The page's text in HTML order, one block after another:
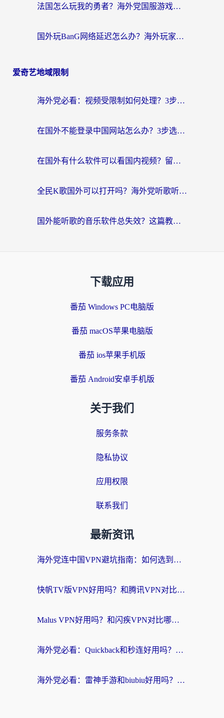
法国怎么玩我的勇者？海外党国服游戏不卡攻略，附3款热门游戏加速实测
国外玩BanG网络延迟怎么办？海外玩家亲测有效的国服游戏加速指南
爱奇艺地域限制
海外党必看：视频受限制如何处理？3步解决国内剧番“看不了”难题
在国外不能登录中国网站怎么办？3步选对回国加速器，无缝刷剧、办业务
在国外有什么软件可以看国内视频？留学生亲测的追剧救星来了
全民K歌国外可以打开吗？海外党听歌听书无限制的实用指南
国外能听歌的音乐软件总失效？这篇教你怎么在海外流畅听网易云
下载应用
番茄 Windows PC电脑版
番茄 macOS苹果电脑版
番茄 ios苹果手机版
番茄 Android安卓手机版
关于我们
服务条款
隐私协议
应用权限
联系我们
最新资讯
海外党连中国VPN避坑指南：如何选到真正能无缝刷国内资源的加速器？
快帆TV版VPN好用吗？和腾讯VPN对比哪个回国效果更好？海外党必看的真实体验指南
Malus VPN好用吗？和闪疾VPN对比哪个回国效果更好？海外华人的实用避坑指南
海外党必看：Quickback和秒连好用吗？3步选对回国加速器，无缝刷国内资源
海外党必看：雷神手游和biubiu好用吗？3招选对回国加速器无缝刷国内资源